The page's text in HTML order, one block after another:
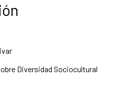
Diversidad Sociocultural